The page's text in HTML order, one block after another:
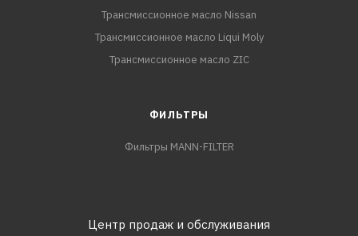
Трансмиссионное масло Nissan
Трансмиссионное масло Liqui Moly
Трансмиссионное масло ZIC
ФИЛЬТРЫ
Фильтры MANN-FILTER
Центр продаж и обслуживания